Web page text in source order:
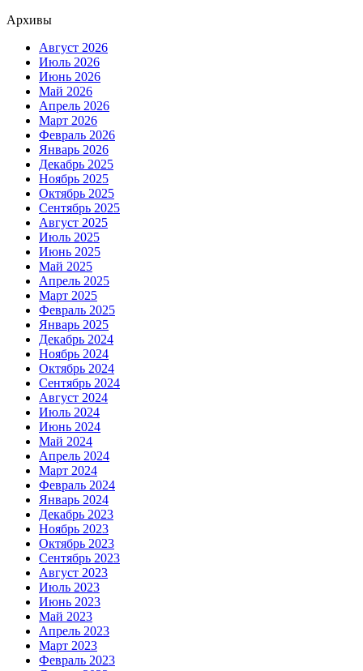
Архивы
Август 2026
Июль 2026
Июнь 2026
Май 2026
Апрель 2026
Март 2026
Февраль 2026
Январь 2026
Декабрь 2025
Ноябрь 2025
Октябрь 2025
Сентябрь 2025
Август 2025
Июль 2025
Июнь 2025
Май 2025
Апрель 2025
Март 2025
Февраль 2025
Январь 2025
Декабрь 2024
Ноябрь 2024
Октябрь 2024
Сентябрь 2024
Август 2024
Июль 2024
Июнь 2024
Май 2024
Апрель 2024
Март 2024
Февраль 2024
Январь 2024
Декабрь 2023
Ноябрь 2023
Октябрь 2023
Сентябрь 2023
Август 2023
Июль 2023
Июнь 2023
Май 2023
Апрель 2023
Март 2023
Февраль 2023